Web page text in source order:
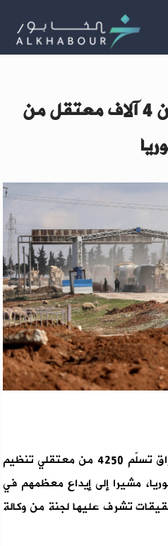
العراق يتسلم أكثر من 4 آلاف معتقل من
قال مصدر أمني عراقي، إن العراق تسلّم 4250 من معتقلي تنظيم
مشيرا إلى إيداع معظمهم في
تشرف عليها لجنة من وكالة